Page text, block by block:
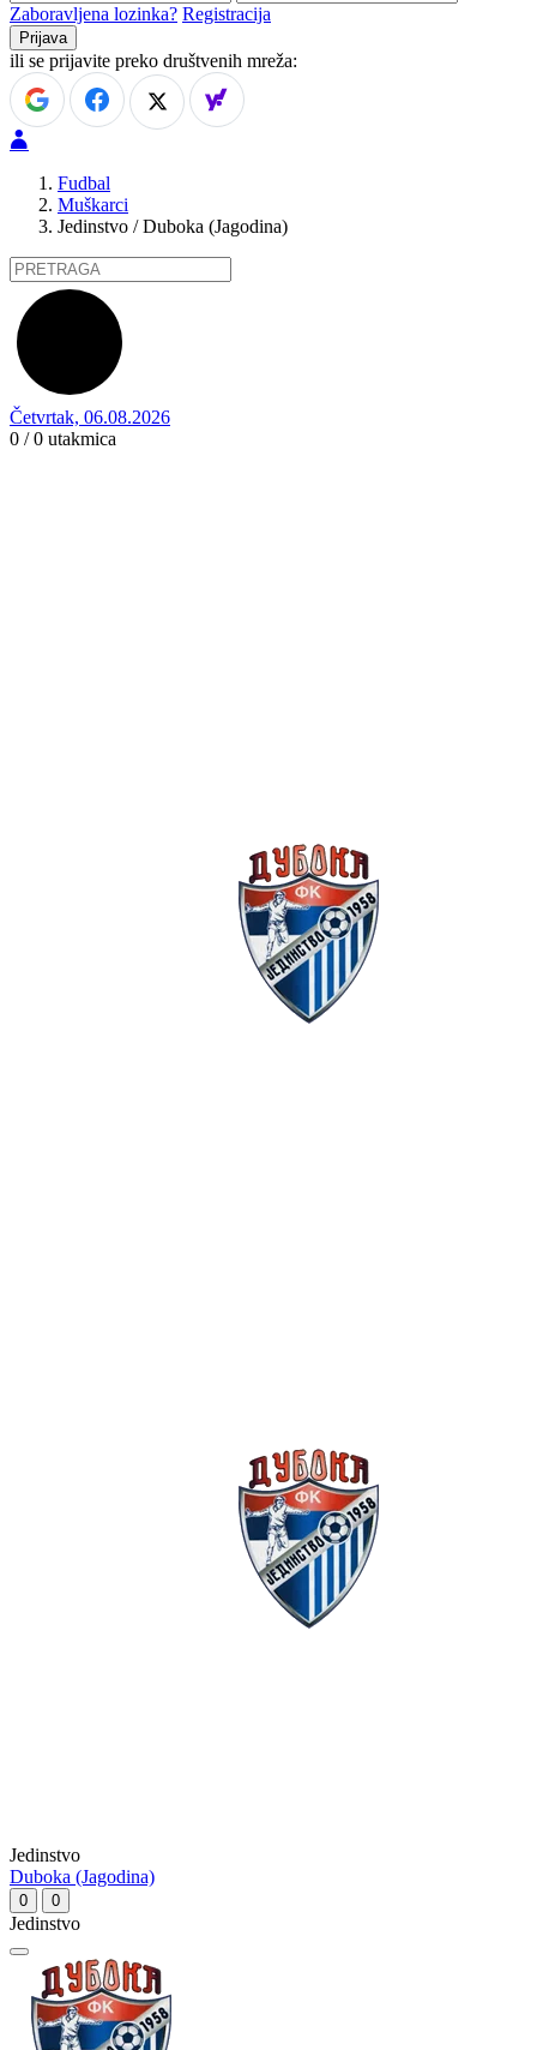
Zaboravljena lozinka? Registracija
ili se prijavite preko društvenih mreža:
Fudbal
Muškarci
Jedinstvo / Duboka (Jagodina)
Četvrtak, 06.08.2026
0 / 0 utakmica
Jedinstvo
Duboka (Jagodina)
0 0
Jedinstvo